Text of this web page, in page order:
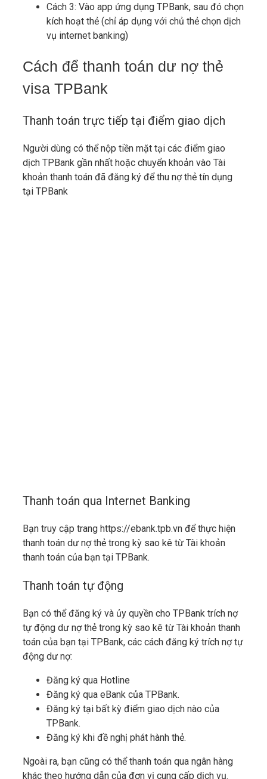
Cách 3: Vào app ứng dụng TPBank, sau đó chọn
kích hoạt thẻ (chỉ áp dụng với chủ thẻ chọn dịch
vụ internet banking)
Cách để thanh toán dư nợ thẻ
visa TPBank
Thanh toán trực tiếp tại điểm giao dịch
Người dùng có thể nộp tiền mặt tại các điểm giao
dịch TPBank gần nhất hoặc chuyển khoản vào Tài
khoản thanh toán đã đăng ký để thu nợ thẻ tín dụng
tại TPBank
Thanh toán qua Internet Banking
Bạn truy cập trang https://ebank.tpb.vn để thực hiện
thanh toán dư nợ thẻ trong kỳ sao kê từ Tài khoản
thanh toán của bạn tại TPBank.
Thanh toán tự động
Bạn có thể đăng ký và ủy quyền cho TPBank trích nợ
tự động dư nợ thẻ trong kỳ sao kê từ Tài khoản thanh
toán của bạn tại TPBank, các cách đăng ký trích nợ tự
động dư nợ:
Đăng ký qua Hotline
Đăng ký qua eBank của TPBank.
Đăng ký tại bất kỳ điểm giao dịch nào của
TPBank.
Đăng ký khi đề nghị phát hành thẻ.
Ngoài ra, bạn cũng có thể thanh toán qua ngân hàng
khác theo hướng dẫn của đơn vị cung cấp dịch vụ.